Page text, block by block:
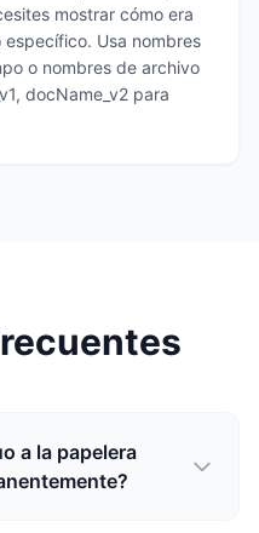
mostrar cómo era
Usa nombres
o nombres de archivo
docName_v2 para
a la papelera